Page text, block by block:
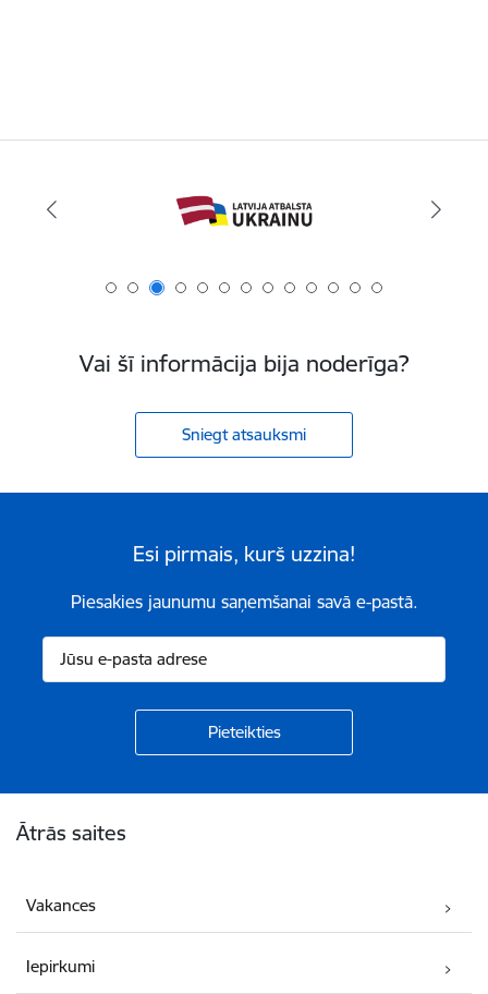
Vai šī informācija bija noderīga?
Sniegt atsauksmi
Esi pirmais, kurš uzzina!
Piesakies jaunumu saņemšanai savā e-pastā.
Ātrās saites
Vakances
Iepirkumi